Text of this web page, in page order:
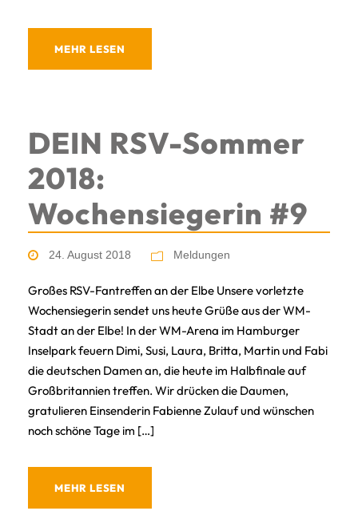
MEHR LESEN
DEIN RSV-Sommer
2018:
Wochensiegerin #9
24. August 2018 Meldungen
Großes RSV-Fantreffen an der Elbe Unsere vorletzte
Wochensiegerin sendet uns heute Grüße aus der WM-
Stadt an der Elbe! In der WM-Arena im Hamburger
Inselpark feuern Dimi, Susi, Laura, Britta, Martin und Fabi
die deutschen Damen an, die heute im Halbfinale auf
Großbritannien treffen. Wir drücken die Daumen,
gratulieren Einsenderin Fabienne Zulauf und wünschen
noch schöne Tage im […]
MEHR LESEN